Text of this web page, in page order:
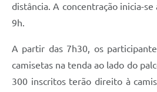
Audiências Públicas
Arquivos para Download
Galeria de Vídeos
distância. A concentração inicia-se
9h.
A partir das 7h30, os
camisetas na tenda ao lado do
300 inscritos terão direito à